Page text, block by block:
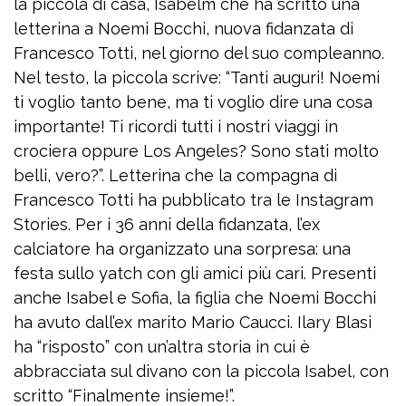
la piccola di casa, Isabelm che ha scritto una
letterina a Noemi Bocchi, nuova fidanzata di
Francesco Totti, nel giorno del suo compleanno.
Nel testo, la piccola scrive: “Tanti auguri! Noemi
ti voglio tanto bene, ma ti voglio dire una cosa
importante! Ti ricordi tutti i nostri viaggi in
crociera oppure Los Angeles? Sono stati molto
belli, vero?”. Letterina che la compagna di
Francesco Totti ha pubblicato tra le Instagram
Stories. Per i 36 anni della fidanzata, l’ex
calciatore ha organizzato una sorpresa: una
festa sullo yatch con gli amici più cari. Presenti
anche Isabel e Sofia, la figlia che Noemi Bocchi
ha avuto dall’ex marito Mario Caucci. Ilary Blasi
ha “risposto” con un’altra storia in cui è
abbracciata sul divano con la piccola Isabel, con
scritto “Finalmente insieme!”.